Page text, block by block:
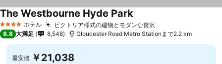
4 ホテルのランク
ホテル ビクトリア様式の建物とモダンな贅沢
The Westbourne Hyde Park
8.8 大満足 8,548 Gloucester Road Metro Stationまで2.2 km
最安値 ￥21,038